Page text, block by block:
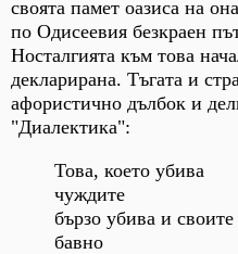
своята памет оазиса на
по Одисеевия безкраен
Носталгията към това
декларирана. Тъгата и
афористично дълбок и
"Диалектика":
Това, което убива
чуждите
бързо убива и своите
бавно